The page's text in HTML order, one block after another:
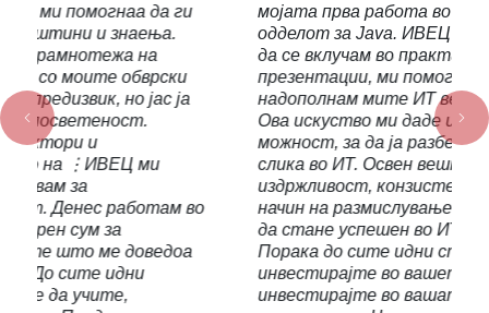
мојата прва работа во IWConnect во
одделот за Java. ИВЕЦ ми даде можност
да се вклучам во практични проекти и
презентации, ми помогна да ги стекнам и
надополнам мите ИТ вешти ни и знаења.
Ова искуство ми даде целосна поддршка и
можност, за да ја разберам големата
слика во ИТ. Освен вештините, стекнав
издржливост, конзистентност и клучен
начин на размислување за секој што сака
да стане успешен во ИТ индустријата.
Порака до сите идни студенти:
инвестирајте во вашето знаење,
инвестирајте во вашата иднина. Моето
Previous